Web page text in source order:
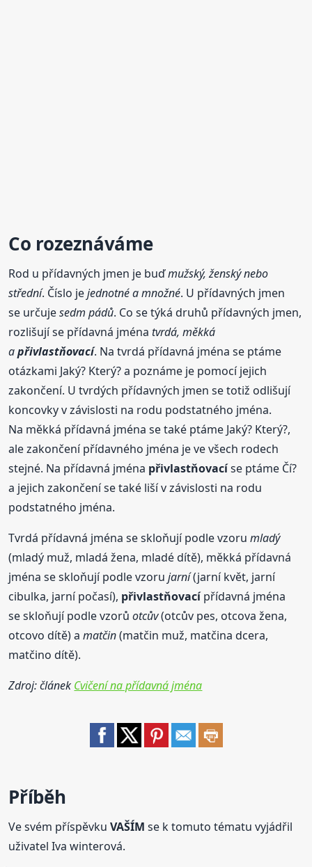
Co rozeznáváme
Rod u přídavných jmen je buďmužský, ženský nebo
střední. Číslo jejednotné a množné. U přídavných jmen
se určujesedm pádů. Co se týká druhů přídavných jmen,
rozlišují se přídavná jménatvrdá, měkká
apřivlastňovací. Na tvrdá přídavná jména se ptáme
otázkami Jaký? Který? a poznáme je pomocí jejich
zakončení. U tvrdých přídavných jmen se totiž odlišují
koncovky v závislosti na rodu podstatného jména.
Na měkká přídavná jména se také ptáme Jaký? Který?,
ale zakončení přídavného jména je ve všech rodech
stejné. Na přídavná jména přivlastňovacíse ptáme Čí?
a jejich zakončení se také liší v závislosti na rodu
podstatného jména.
Tvrdá přídavná jména se skloňují podle vzorumladý
(mladý muž, mladá žena, mladé dítě), měkká přídavná
jména se skloňují podle vzorujarní(jarní květ, jarní
cibulka, jarní počasí), přivlastňovacípřídavná jména
se skloňují podle vzorůotcův(otcův pes, otcova žena,
otcovo dítě) amatčin(matčin muž, matčina dcera,
matčino dítě).
Zdroj: článek Cvičení na přídavná jména
Příběh
Ve svém příspěvkuVAŠÍM se k tomuto tématu vyjádřil
uživatel Iva winterová.